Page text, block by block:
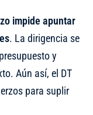
impide apuntar
. La dirigencia se
y
Aún así, el DT
para suplir